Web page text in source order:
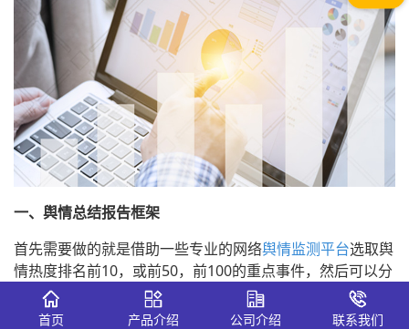
一、舆情总结报告框架
首先需要做的就是借助一些专业的网络舆情监测平台选取舆
情热度排名前10，或前50，前100的重点事件，然后可以分
成两个部分，即舆情的总体态势以及重点事件进行解析。
首页 产品介绍 公司介绍 联系我们